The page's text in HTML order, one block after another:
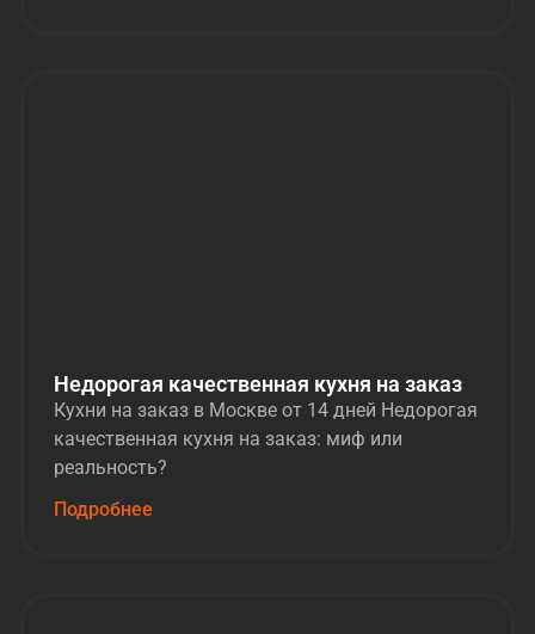
Недорогая качественная кухня на заказ
Кухни на заказ в Москве от 14 дней Недорогая
качественная кухня на заказ: миф или
реальность?
Подробнее